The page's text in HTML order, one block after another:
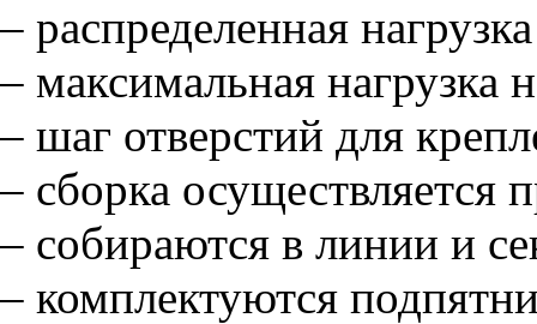
– распределенная
– максимальная
– шаг отверстий для
– сборка осуществляется
– собираются в линии и
– комплектуются